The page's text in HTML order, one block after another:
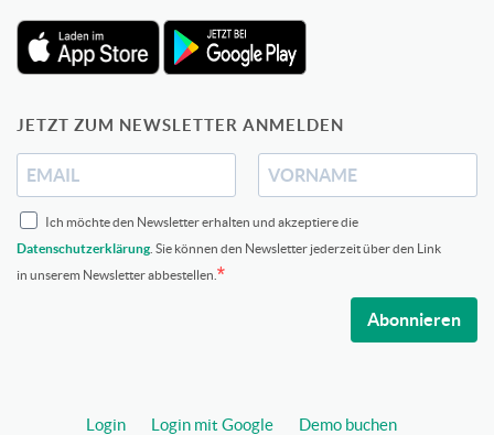
JETZT ZUM NEWSLETTER ANMELDEN
Ich möchte den Newsletter erhalten und akzeptiere die
Datenschutzerklärung . Sie können den Newsletter jederzeit über den Link
in unserem Newsletter abbestellen.
Abonnieren
Login Login mit Google
Demo buchen